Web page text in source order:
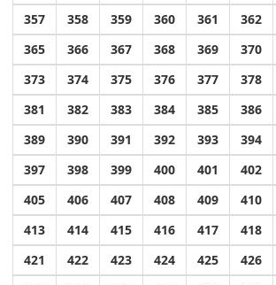
357
358 359 360 361 362
365
366 367 368 369 370
373
374 375 376 377 378
381
382 383 384 385 386
389
390 391 392 393 394
397
398 399 400 401 402
405
406 407 408 409 410
413
414 415 416 417 418
421
422 423 424 425 426